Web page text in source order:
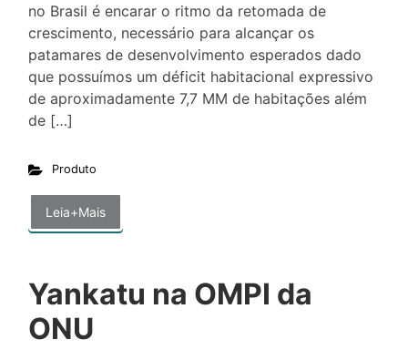
no Brasil é encarar o ritmo da retomada de
crescimento, necessário para alcançar os
patamares de desenvolvimento esperados dado
que possuímos um déficit habitacional expressivo
de aproximadamente 7,7 MM de habitações além
de […]
Produto
Leia+Mais
Yankatu na OMPI da
ONU